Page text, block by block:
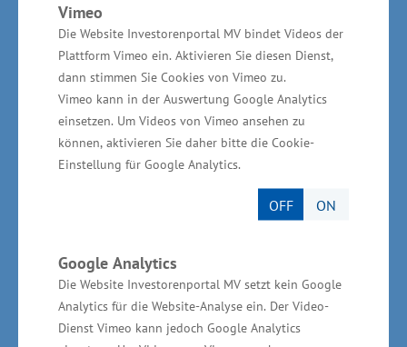
Vimeo
Die Website Investorenportal MV bindet Videos der
Plattform Vimeo ein. Aktivieren Sie diesen Dienst,
dann stimmen Sie Cookies von Vimeo zu.
Vimeo kann in der Auswertung Google Analytics
einsetzen. Um Videos von Vimeo ansehen zu
können, aktivieren Sie daher bitte die Cookie-
Einstellung für Google Analytics.
OFF ON
Google Analytics
Die Website Investorenportal MV setzt kein Google
Analytics für die Website-Analyse ein. Der Video-
Dienst Vimeo kann jedoch Google Analytics
Barsbüttel bei Hamburg gegründet. Im Oktober
1991 ist in Stralendorf ein weiteres
Fertigungswerk entstanden. Insgesamt
produziert die familiengeführte Firma heute
nach eigenen Angaben mit über 200
Mitarbeitern etwa 5.000 Aufbauten und
Anhänger jährlich für den nationalen und
internationalen Nutzfahrzeugmarkt.
Automobilzuliefererindustrie in Mecklenburg-
Vorpommern